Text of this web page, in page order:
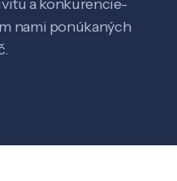
a konkurencie-
nami ponúkaných